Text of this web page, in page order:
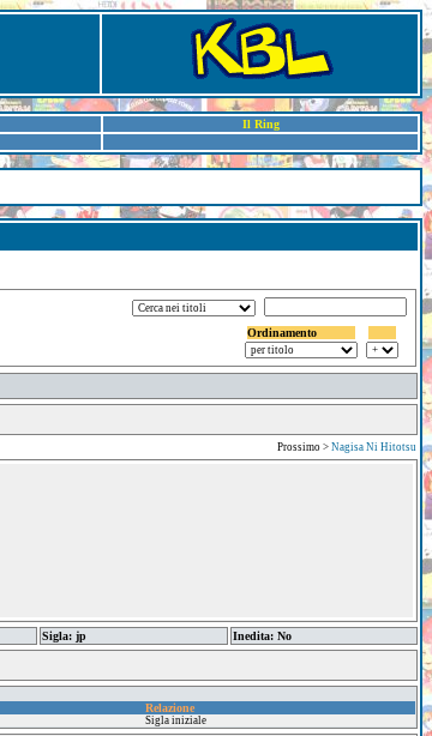
Il Ring
Ordinamento
Prossimo > Nagisa Ni Hitotsu
Sigla: jp
Inedita: No
Relazione
Sigla iniziale